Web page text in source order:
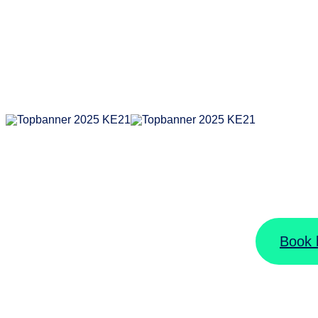
Book